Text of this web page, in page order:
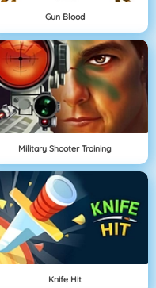
Gun Blood
Military Shooter Training
Knife Hit